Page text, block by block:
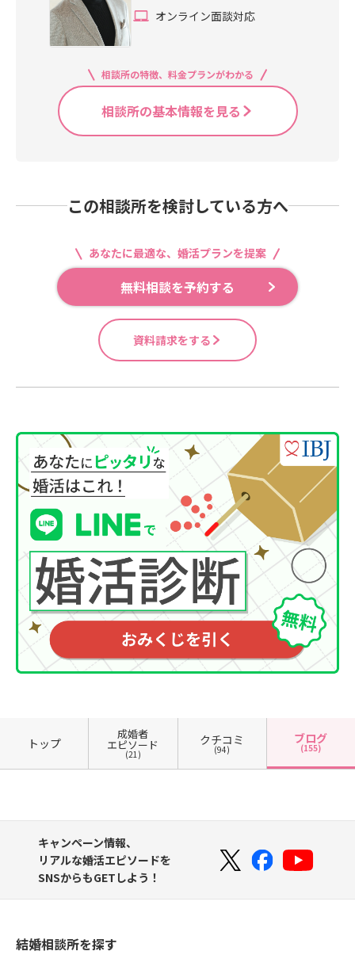
オンライン面談対応
相談所の特徴、料金プランがわかる
相談所の基本情報を見る
この相談所を検討している方へ
あなたに最適な、婚活プランを提案
無料相談を予約する
資料請求をする
トップ
成婚者
エピソード
(21)
クチコミ
(94)
ブログ
(155)
キャンペーン情報、
リアルな婚活エピソードを
SNSからもGETしよう！
結婚相談所を探す